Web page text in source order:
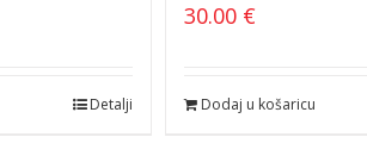
Detalji
30.00 €
Dodaj u košaricu